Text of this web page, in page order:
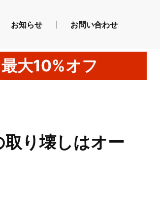
お知らせ お問い合わせ
最大10%オフ
り壊しはオー